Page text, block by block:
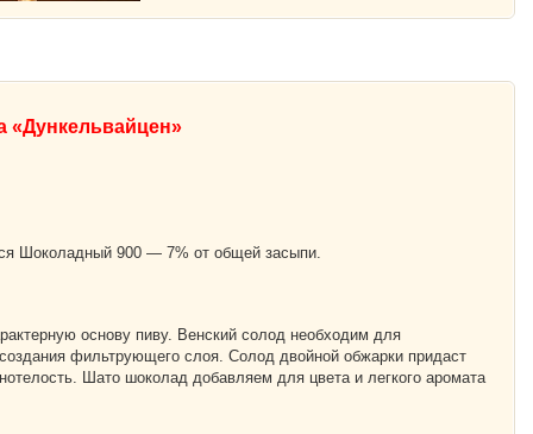
«Дункельвайцен»
Шоколадный 900 — 7% от общей засыпи.
основу пиву. Венский солод необходим для
фильтрующего слоя. Солод двойной обжарки придаст
Шато шоколад добавляем для цвета и легкого аромата